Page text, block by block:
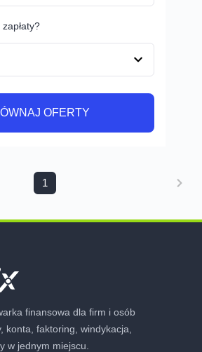
1
zapłaty?
OFERTY
finansowa dla firm i osób
konta, faktoring, windykacja,
w jednym miejscu.